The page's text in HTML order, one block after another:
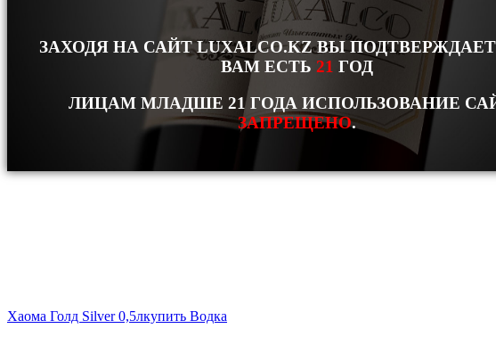
ЗАХОДЯ НА САЙТ LUXALCO.KZ ВЫ
ВАМ ЕСТЬ 21 ГОД
ЛИЦАМ МЛАДШЕ 21 ГОДА ИСПОЛЬЗОВАНИЕ
ЗАПРЕЩЕНО.
Хаома Голд Silver 0,5лкупить Водка